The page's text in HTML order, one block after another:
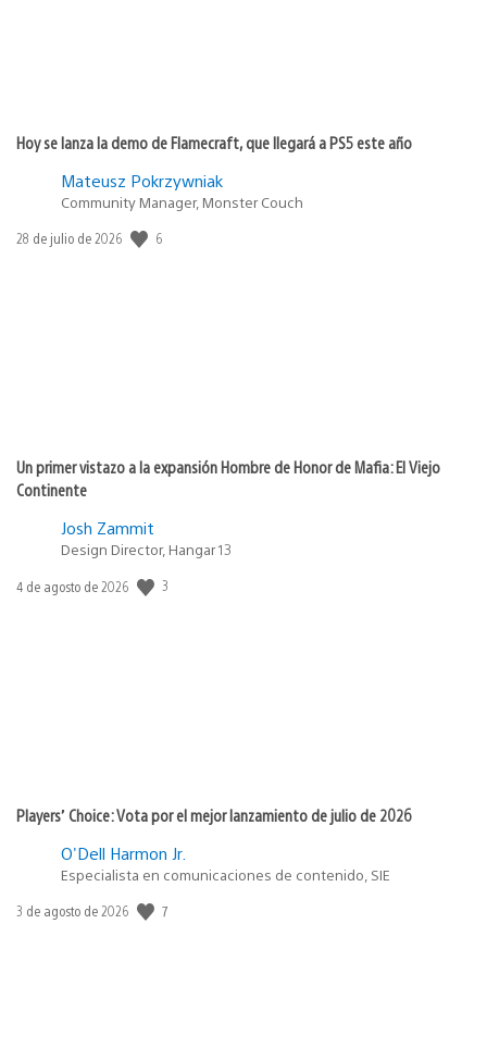
Hoy se lanza la demo de Flamecraft, que llegará a PS5 este año
Mateusz Pokrzywniak
Community Manager, Monster Couch
Fecha
28 de julio de 2026 6
Un primer vistazo a la expansión Hombre de Honor de Mafia: El Viejo
Continente
Josh Zammit
Design Director, Hangar 13
Fecha
4 de agosto de 2026 3
Players’ Choice: Vota por el mejor lanzamiento de julio de 2026
O'Dell Harmon Jr.
Especialista en comunicaciones de contenido, SIE
Fecha
3 de agosto de 2026 7